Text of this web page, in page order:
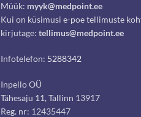
Müük: myyk@medpoint.ee
Kui on küsimusi e-poe tellimuste
kirjutage: tellimus@medpoint.ee
Infotelefon: 5288342
Inpello OÜ
Tähesaju 11, Tallinn 13917
Reg. nr: 12435447